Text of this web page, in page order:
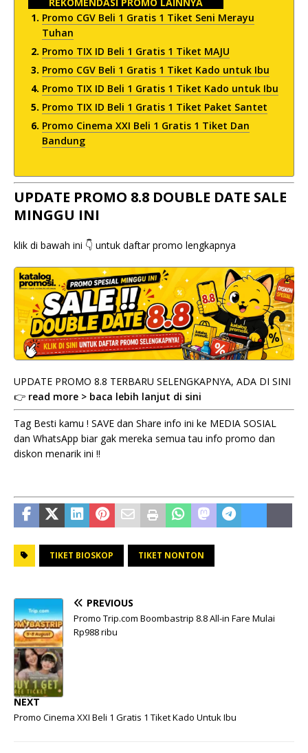
REKOMENDASI PROMO LAINNYA
Promo CGV Beli 1 Gratis 1 Tiket Seni Merayu
Tuhan
Promo TIX ID Beli 1 Gratis 1 Tiket MAJU
Promo CGV Beli 1 Gratis 1 Tiket Kado untuk Ibu
Promo TIX ID Beli 1 Gratis 1 Tiket Kado untuk Ibu
Promo TIX ID Beli 1 Gratis 1 Tiket Paket Santet
Promo Cinema XXI Beli 1 Gratis 1 Tiket Dan
Bandung
UPDATE PROMO 8.8 DOUBLE DATE SALE
MINGGU INI
klik di bawah ini 👇 untuk daftar promo lengkapnya
UPDATE PROMO 8.8 TERBARU SELENGKAPNYA, ADA DI SINI
👉 read more > baca lebih lanjut di sini
Tag Besti kamu ! SAVE dan Share info ini ke MEDIA SOSIAL
dan WhatsApp biar gak mereka semua tau info promo dan
diskon menarik ini !!
TIKET BIOSKOP TIKET NONTON
PREVIOUS
Promo Trip.com Boombastrip 8.8 All-in Fare Mulai
Rp988 ribu
NEXT
Promo Cinema XXI Beli 1 Gratis 1 Tiket Kado Untuk Ibu